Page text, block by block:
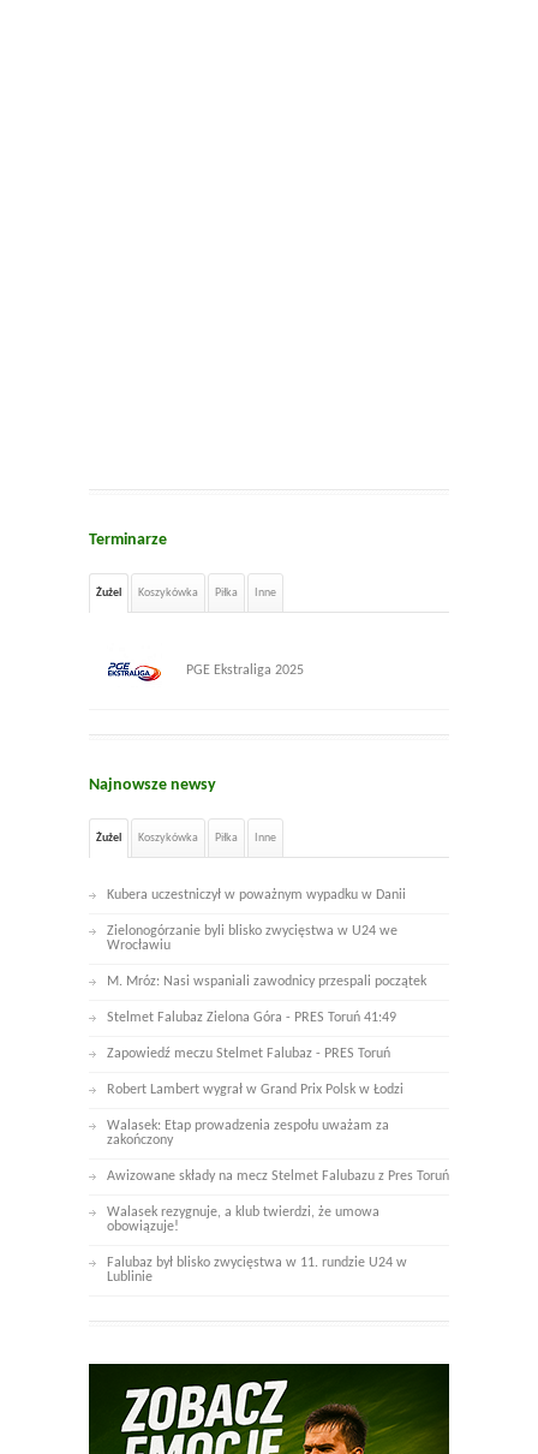
Terminarze
Żużel Koszykówka Piłka Inne
PGE Ekstraliga 2025
Najnowsze newsy
Żużel Koszykówka Piłka Inne
Kubera uczestniczył w poważnym wypadku w Danii
Zielonogórzanie byli blisko zwycięstwa w U24 we
Wrocławiu
M. Mróz: Nasi wspaniali zawodnicy przespali początek
Stelmet Falubaz Zielona Góra - PRES Toruń 41:49
Zapowiedź meczu Stelmet Falubaz - PRES Toruń
Robert Lambert wygrał w Grand Prix Polsk w Łodzi
Walasek: Etap prowadzenia zespołu uważam za
zakończony
Awizowane składy na mecz Stelmet Falubazu z Pres Toruń
Walasek rezygnuje, a klub twierdzi, że umowa
obowiązuje!
Falubaz był blisko zwycięstwa w 11. rundzie U24 w
Lublinie